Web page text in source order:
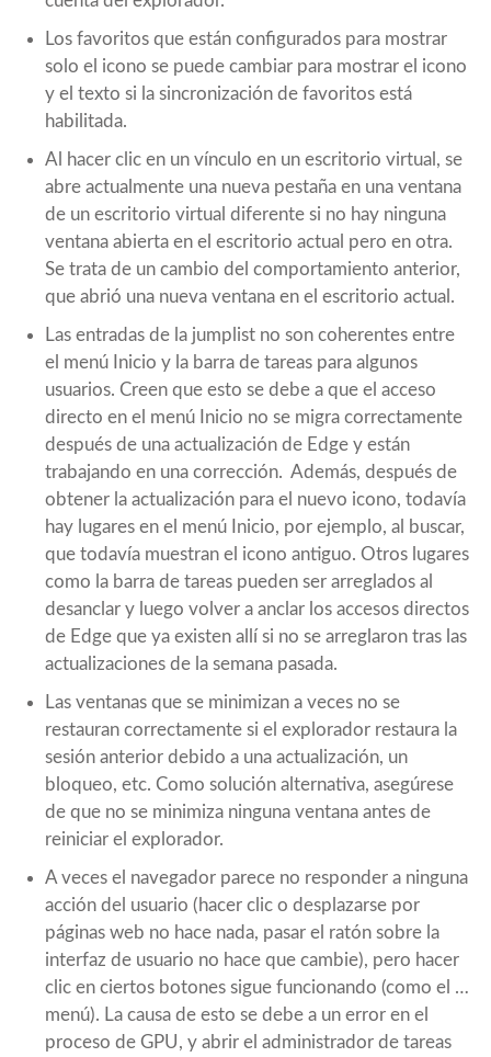
Los favoritos que están configurados para mostrar
solo el icono se puede cambiar para mostrar el icono
y el texto si la sincronización de favoritos está
habilitada.
Al hacer clic en un vínculo en un escritorio virtual, se
abre actualmente una nueva pestaña en una ventana
de un escritorio virtual diferente si no hay ninguna
ventana abierta en el escritorio actual pero en otra.
Se trata de un cambio del comportamiento anterior,
que abrió una nueva ventana en el escritorio actual.
Las entradas de la jumplist no son coherentes entre
el menú Inicio y la barra de tareas para algunos
usuarios. Creen que esto se debe a que el acceso
directo en el menú Inicio no se migra correctamente
después de una actualización de Edge y están
trabajando en una corrección. Además, después de
obtener la actualización para el nuevo icono, todavía
hay lugares en el menú Inicio, por ejemplo, al buscar,
que todavía muestran el icono antiguo. Otros lugares
como la barra de tareas pueden ser arreglados al
desanclar y luego volver a anclar los accesos directos
de Edge que ya existen allí si no se arreglaron tras las
actualizaciones de la semana pasada.
Las ventanas que se minimizan a veces no se
restauran correctamente si el explorador restaura la
sesión anterior debido a una actualización, un
bloqueo, etc. Como solución alternativa, asegúrese
de que no se minimiza ninguna ventana antes de
reiniciar el explorador.
A veces el navegador parece no responder a ninguna
acción del usuario (hacer clic o desplazarse por
páginas web no hace nada, pasar el ratón sobre la
interfaz de usuario no hace que cambie), pero hacer
clic en ciertos botones sigue funcionando (como el …
menú). La causa de esto se debe a un error en el
proceso de GPU, y abrir el administrador de tareas